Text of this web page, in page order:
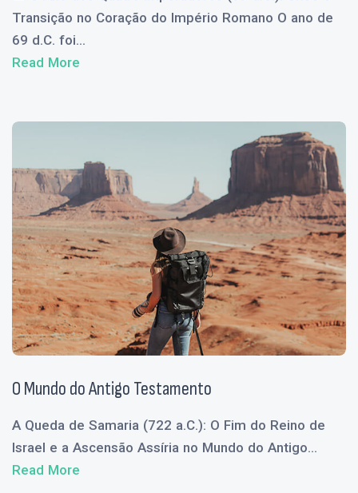
Transição no Coração do Império Romano O ano de
69 d.C. foi...
Read More
O Mundo do Antigo Testamento
A Queda de Samaria (722 a.C.): O Fim do Reino de
Israel e a Ascensão Assíria no Mundo do Antigo...
Read More